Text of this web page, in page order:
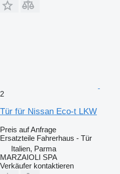
2
Tür für Nissan Eco-t LKW
Preis auf Anfrage
Ersatzteile Fahrerhaus - Tür
Italien, Parma
MARZAIOLI SPA
Verkäufer kontaktieren